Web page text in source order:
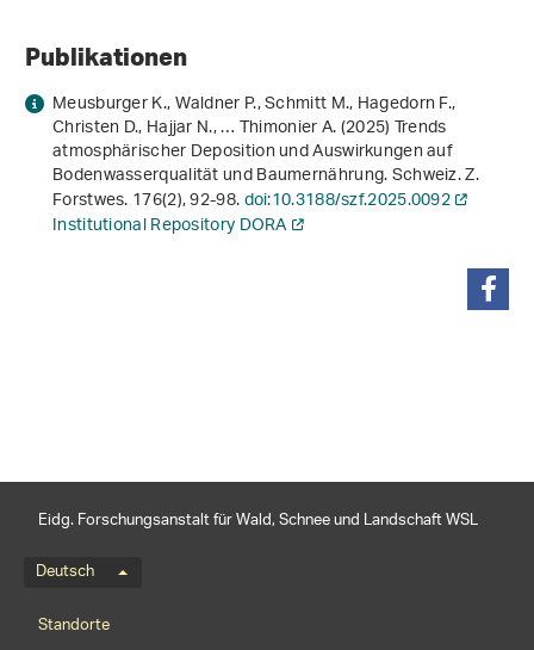
Publikationen
Meusburger K., Waldner P., Schmitt M., Hagedorn F.,
Christen D., Hajjar N., … Thimonier A. (2025) Trends
atmosphärischer Deposition und Auswirkungen auf
Bodenwasserqualität und Baumernährung. Schweiz. Z.
Forstwes.176(2), 92-98.doi:10.3188/szf.2025.0092
Institutional Repository DORA
Eidg. Forschungsanstalt für Wald, Schnee und Landschaft WSL
Sprachmenü
Deutsch
Footernavigation
Standorte